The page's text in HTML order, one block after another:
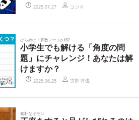
2025.07.27 コジマ
ひらめけ！算数ノートp.162
小学生でも解ける「角度の問
題」にチャレンジ！あなたは解
けますか？
2025.06.25 古郡 将也
素朴なギモン